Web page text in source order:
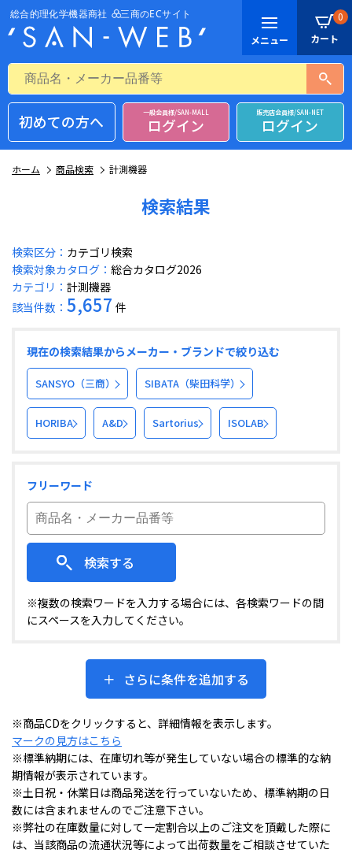
0
初めての方へ 一般会員様/SAN-MALL
ログイン
販売店会員様/SAN-NET
ログイン
ホーム 商品検索 計測機器
検索結果
検索区分： カテゴリ検索
検索対象カタログ： 総合カタログ2026
カテゴリ： 計測機器
該当件数： 5,657 件
現在の検索結果からメーカー・ブランドで絞り込む
SANSYO（三商） SIBATA（柴田科学）
HORIBA A&D Sartorius ISOLAB
フリーワード
検索する
※複数の検索ワードを入力する場合には、各検索ワードの間
にスペースを入力してください。
さらに条件を追加する
※商品CDをクリックすると、詳細情報を表示します。
マークの見方はこちら
※標準納期には、在庫切れ等が発生していない場合の標準的な納
期情報が表示されています。
※土日祝・休業日は商品発送を行っていないため、標準納期の日
数には含まれませんのでご注意下さい。
※弊社の在庫数量に対して一定割合以上のご注文を頂戴した際に
は、当該商品の流通状況等によって出荷数量をご相談させていた